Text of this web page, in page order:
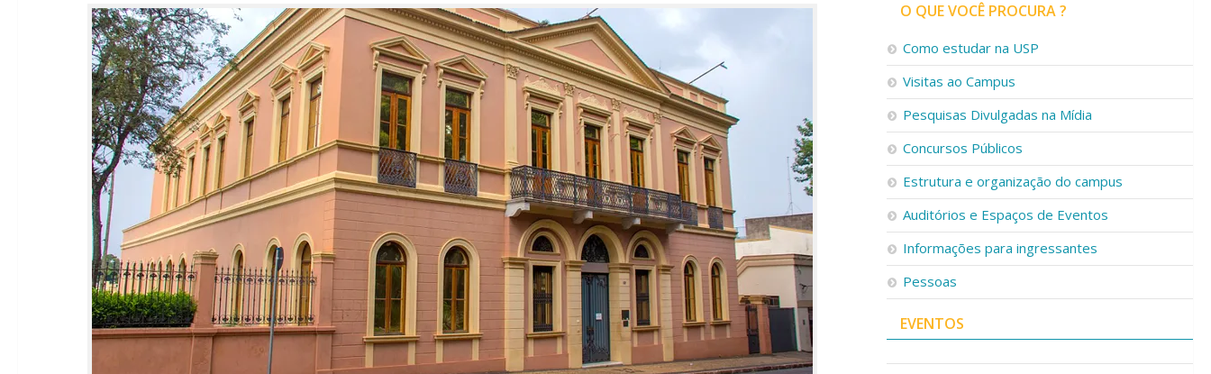
O QUE VOCÊ PROCURA ?
Como estudar na USP
Visitas ao Campus
Pesquisas Divulgadas na Mídia
Concursos Públicos
Estrutura e organização do campus
Auditórios e Espaços de Eventos
Informações para ingressantes
Pessoas
EVENTOS